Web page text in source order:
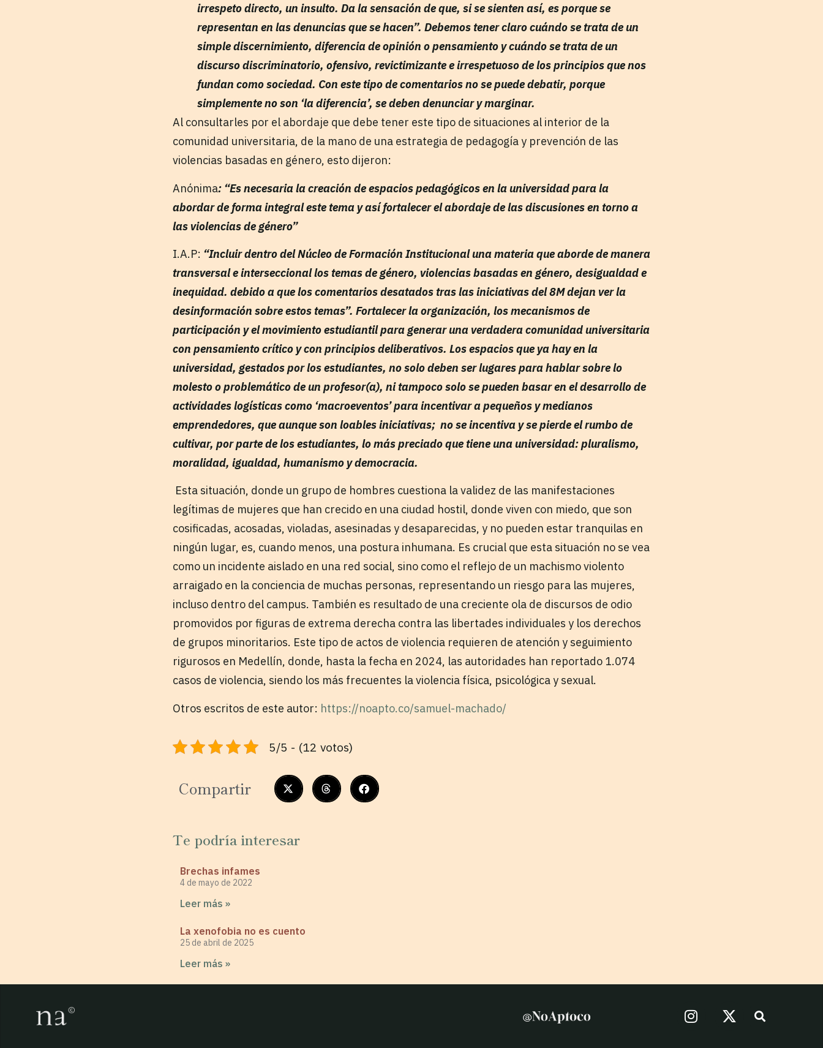
irrespeto directo, un insulto. Da la sensación de que, si se sienten así, es porque se
representan en las denuncias que se hacen”. Debemos tener claro cuándo se trata de un
simple discernimiento, diferencia de opinión o pensamiento y cuándo se trata de un
discurso discriminatorio, ofensivo, revictimizante e irrespetuoso de los principios que nos
fundan como sociedad. Con este tipo de comentarios no se puede debatir, porque
simplemente no son ‘la diferencia’, se deben denunciar y marginar.
Al consultarles por el abordaje que debe tener este tipo de situaciones al interior de la
comunidad universitaria, de la mano de una estrategia de pedagogía y prevención de las
violencias basadas en género, esto dijeron:
Anónima: “Es necesaria la creación de espacios pedagógicos en la universidad para la
abordar de forma integral este tema y así fortalecer el abordaje de las discusiones en torno a
las violencias de género”
I.A.P: “Incluir dentro del Núcleo de Formación Institucional una materia que aborde de manera
transversal e interseccional los temas de género, violencias basadas en género, desigualdad e
inequidad. debido a que los comentarios desatados tras las iniciativas del 8M dejan ver la
desinformación sobre estos temas”. Fortalecer la organización, los mecanismos de
participación y el movimiento estudiantil para generar una verdadera comunidad universitaria
con pensamiento crítico y con principios deliberativos. Los espacios que ya hay en la
universidad, gestados por los estudiantes, no solo deben ser lugares para hablar sobre lo
molesto o problemático de un profesor(a), ni tampoco solo se pueden basar en el desarrollo de
actividades logísticas como ‘macroeventos’ para incentivar a pequeños y medianos
emprendedores, que aunque son loables iniciativas; no se incentiva y se pierde el rumbo de
cultivar, por parte de los estudiantes, lo más preciado que tiene una universidad: pluralismo,
moralidad, igualdad, humanismo y democracia.
Esta situación, donde un grupo de hombres cuestiona la validez de las manifestaciones
legítimas de mujeres que han crecido en una ciudad hostil, donde viven con miedo, que son
cosificadas, acosadas, violadas, asesinadas y desaparecidas, y no pueden estar tranquilas en
ningún lugar, es, cuando menos, una postura inhumana. Es crucial que esta situación no se vea
como un incidente aislado en una red social, sino como el reflejo de un machismo violento
arraigado en la conciencia de muchas personas, representando un riesgo para las mujeres,
incluso dentro del campus. También es resultado de una creciente ola de discursos de odio
promovidos por figuras de extrema derecha contra las libertades individuales y los derechos
de grupos minoritarios. Este tipo de actos de violencia requieren de atención y seguimiento
rigurosos en Medellín, donde, hasta la fecha en 2024, las autoridades han reportado 1.074
casos de violencia, siendo los más frecuentes la violencia física, psicológica y sexual.
Otros escritos de este autor: https://noapto.co/samuel-machado/
5/5 - (12 votos)
Compartir
Te podría interesar
Brechas infames
4 de mayo de 2022
Leer más »
La xenofobia no es cuento
25 de abril de 2025
Leer más »